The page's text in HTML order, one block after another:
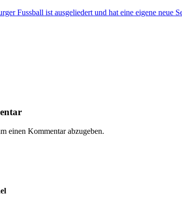
Fussball ist ausgeliedert und hat eine eigene neue
einen Kommentar abzugeben.